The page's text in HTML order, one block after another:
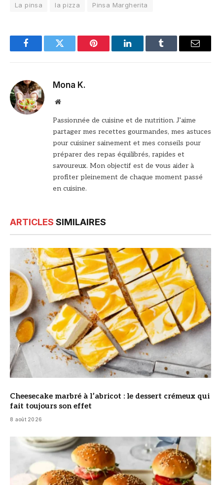
La pinsa la pizza Pinsa Margherita
FacebookTwitter Pinterest LinkedInTumblr Email
Mona K.
Site
Passionnée de cuisine et de nutrition. J’aime
partager mes recettes gourmandes, mes astuces
pour cuisiner sainement et mes conseils pour
préparer des repas équilibrés, rapides et
savoureux. Mon objectif est de vous aider à
profiter pleinement de chaque moment passé
en cuisine.
ARTICLES SIMILAIRES
Cheesecake marbré à l’abricot : le dessert crémeux qui
fait toujours son effet
8 août 2026
© DR